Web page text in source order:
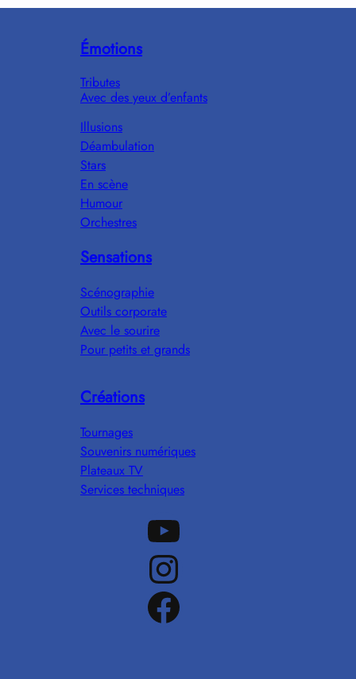
Émotions
Tributes
Avec des yeux d’enfants
Illusions
Déambulation
Stars
En scène
Humour
Orchestres
Sensations
Scénographie
Outils corporate
Avec le sourire
Pour petits et grands
Créations
Tournages
Souvenirs numériques
Plateaux TV
Services techniques
Notre chaine Youtube
Notre Instagram
Notre Facebook